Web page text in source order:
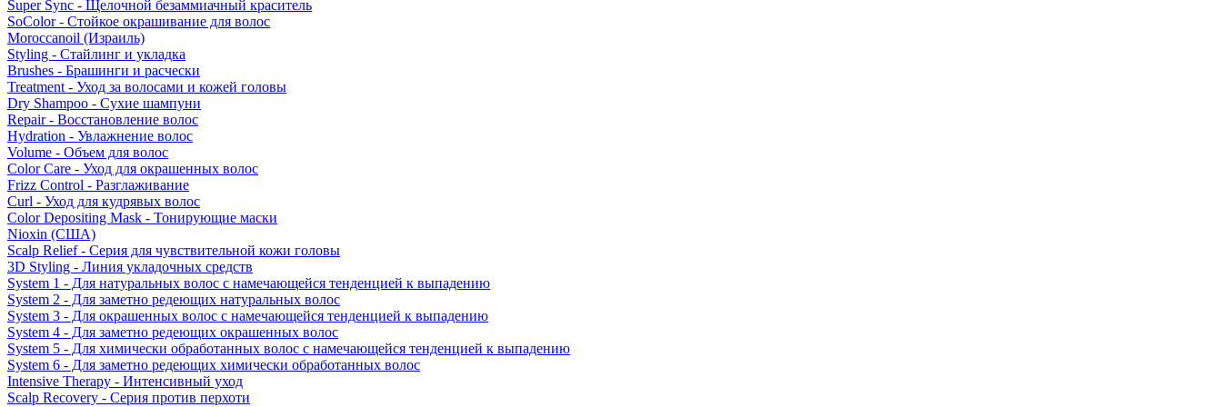
Super Sync - Щелочной безаммиачный краситель
SoColor - Стойкое окрашивание для волос
Moroccanoil (Израиль)
Styling - Стайлинг и укладка
Brushes - Брашинги и расчески
Treatment - Уход за волосами и кожей головы
Dry Shampoo - Сухие шампуни
Repair - Восстановление волос
Hydration - Увлажнение волос
Volume - Объем для волос
Color Care - Уход для окрашенных волос
Frizz Control - Разглаживание
Curl - Уход для кудрявых волос
Color Depositing Mask - Тонирующие маски
Nioxin (США)
Scalp Relief - Серия для чувствительной кожи головы
3D Styling - Линия укладочных средств
System 1 - Для натуральных волос с намечающейся тенденцией к выпадению
System 2 - Для заметно редеющих натуральных волос
System 3 - Для окрашенных волос с намечающейся тенденцией к выпадению
System 4 - Для заметно редеющих окрашенных волос
System 5 - Для химически обработанных волос с намечающейся тенденцией к выпадению
System 6 - Для заметно редеющих химически обработанных волос
Intensive Therapy - Интенсивный уход
Scalp Recovery - Серия против перхоти